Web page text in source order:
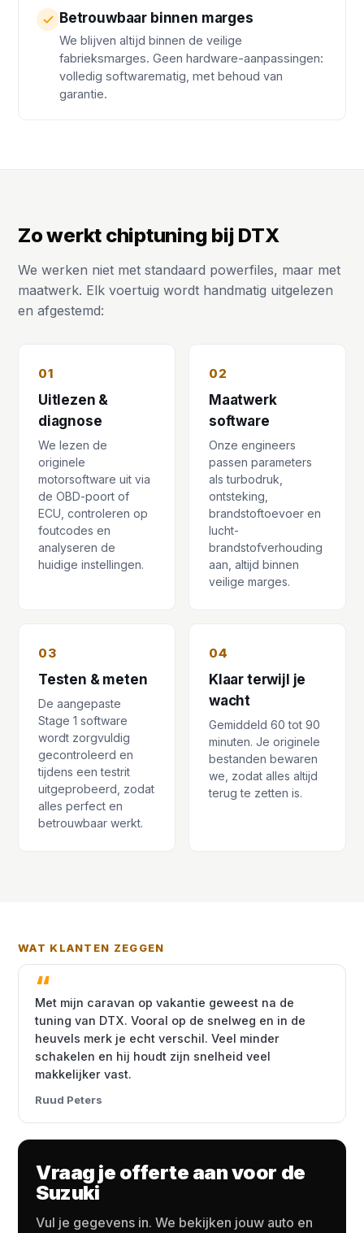
Betrouwbaar binnen marges
We blijven altijd binnen de veilige
fabrieksmarges. Geen hardware-aanpassingen:
volledig softwarematig, met behoud van
garantie.
Zo werkt chiptuning bij DTX
We werken niet met standaard powerfiles, maar met
maatwerk. Elk voertuig wordt handmatig uitgelezen
en afgestemd:
01
Uitlezen &
diagnose
We lezen de
originele
motorsoftware uit via
de OBD-poort of
ECU, controleren op
foutcodes en
analyseren de
huidige instellingen.
02
Maatwerk
software
Onze engineers
passen parameters
als turbodruk,
ontsteking,
brandstoftoevoer en
lucht-
brandstofverhouding
aan, altijd binnen
veilige marges.
03
Testen & meten
De aangepaste
Stage 1 software
wordt zorgvuldig
gecontroleerd en
tijdens een testrit
uitgeprobeerd, zodat
alles perfect en
betrouwbaar werkt.
04
Klaar terwijl je
wacht
Gemiddeld 60 tot 90
minuten. Je originele
bestanden bewaren
we, zodat alles altijd
terug te zetten is.
WAT KLANTEN ZEGGEN
Met mijn caravan op vakantie geweest na de
tuning van DTX. Vooral op de snelweg en in de
heuvels merk je echt verschil. Veel minder
schakelen en hij houdt zijn snelheid veel
makkelijker vast.
Ruud Peters
Vraag je offerte aan voor de
Suzuki
Vul je gegevens in. We bekijken jouw auto en